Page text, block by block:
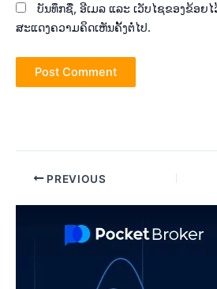
ບັນທຶກຊື່, ອີເມລ ແລະ ເວັບໄຊຂອງຂ້ອຍ
ສະແດງຄວາມຄິດເຫັນຄັ້ງຕໍ່ໄປ.
Post PREVIOUS